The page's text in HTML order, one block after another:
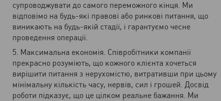
супроводжувати до самого переможного кінця. Ми
відповімо на будь-які правові або ринкові питання, що
виникають на будь-якій стадії, і гарантуємо чесне
проведення операції.
Максимальна економія. Співробітники компанії
прекрасно розуміють, що кожного клієнта хочеться
вирішити питання з нерухомістю, витративши при цьому
мінімальну кількість часу, нервів, сил і грошей. Досвід
роботи підказує, що це цілком реальне бажання. Ми